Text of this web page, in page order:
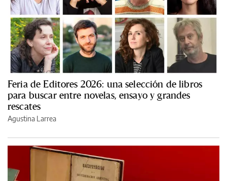
Feria de Editores 2026: una selección de libros
para buscar entre novelas, ensayo y grandes
rescates
Agustina Larrea